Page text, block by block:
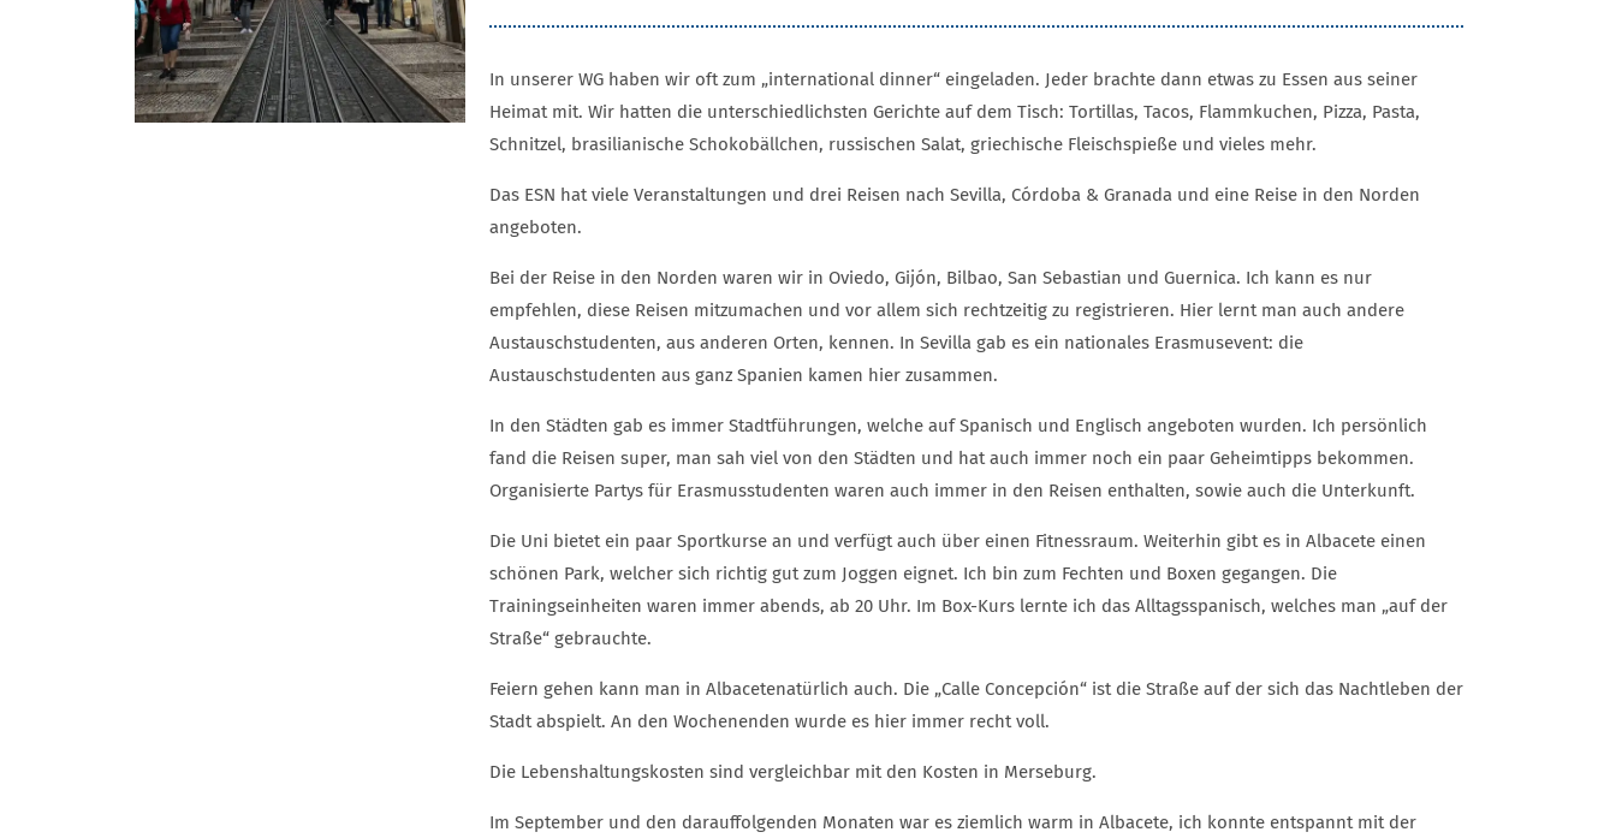
In unserer WG haben wir oft zum „international dinner“ eingeladen. Jeder brachte dann etwas zu Essen aus seiner
Heimat mit. Wir hatten die unterschiedlichsten Gerichte auf dem Tisch: Tortillas, Tacos, Flammkuchen, Pizza, Pasta,
Schnitzel, brasilianische Schokobällchen, russischen Salat, griechische Fleischspieße und vieles mehr.
Das ESN hat viele Veranstaltungen und drei Reisen nach Sevilla, Córdoba & Granada und eine Reise in den Norden
angeboten.
Bei der Reise in den Norden waren wir in Oviedo, Gijón, Bilbao, San Sebastian und Guernica. Ich kann es nur
empfehlen, diese Reisen mitzumachen und vor allem sich rechtzeitig zu registrieren. Hier lernt man auch andere
Austauschstudenten, aus anderen Orten, kennen. In Sevilla gab es ein nationales Erasmusevent: die
Austauschstudenten aus ganz Spanien kamen hier zusammen.
In den Städten gab es immer Stadtführungen, welche auf Spanisch und Englisch angeboten wurden. Ich persönlich
fand die Reisen super, man sah viel von den Städten und hat auch immer noch ein paar Geheimtipps bekommen.
Organisierte Partys für Erasmusstudenten waren auch immer in den Reisen enthalten, sowie auch die Unterkunft.
Die Uni bietet ein paar Sportkurse an und verfügt auch über einen Fitnessraum. Weiterhin gibt es in Albacete einen
schönen Park, welcher sich richtig gut zum Joggen eignet. Ich bin zum Fechten und Boxen gegangen. Die
Trainingseinheiten waren immer abends, ab 20 Uhr. Im Box-Kurs lernte ich das Alltagsspanisch, welches man „auf der
Straße“ gebrauchte.
Feiern gehen kann man in Albacetenatürlich auch. Die „Calle Concepción“ ist die Straße auf der sich das Nachtleben der
Stadt abspielt. An den Wochenenden wurde es hier immer recht voll.
Die Lebenshaltungskosten sind vergleichbar mit den Kosten in Merseburg.
Im September und den darauffolgenden Monaten war es ziemlich warm in Albacete, ich konnte entspannt mit der